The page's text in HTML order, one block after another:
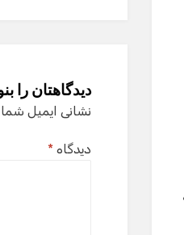
دیدگاهتان را
نشانی ایمیل
دیدگاه*